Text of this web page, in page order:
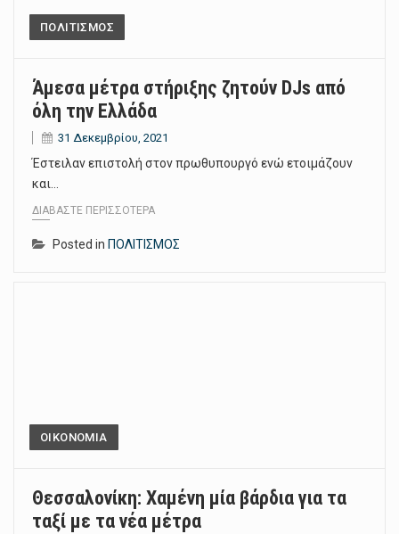
ΠΟΛΙΤΙΣΜΟΣ
Άμεσα μέτρα στήριξης ζητούν DJs από
όλη την Ελλάδα
31 Δεκεμβρίου, 2021
Έστειλαν επιστολή στον πρωθυπουργό ενώ ετοιμάζουν
και…
ΔΙΑΒΆΣΤΕ ΠΕΡΙΣΣΌΤΕΡΑ
Posted in ΠΟΛΙΤΙΣΜΟΣ
ΟΙΚΟΝΟΜΙΑ
Θεσσαλονίκη: Χαμένη μία βάρδια για τα
ταξί με τα νέα μέτρα